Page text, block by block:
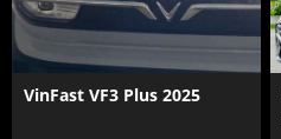
VinFast VF3 Plus 2025